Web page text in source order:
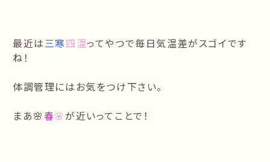
最近は三寒四温ってやつで毎日気温差がスゴイです
ね！
体調管理にはお気をつけ下さい。
まあ🌸春🌸が近いってことで！